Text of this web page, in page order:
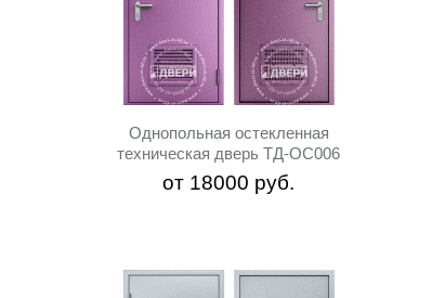
Однопольная остекленная
техническая дверь ТД-ОС006
от 18000 руб.